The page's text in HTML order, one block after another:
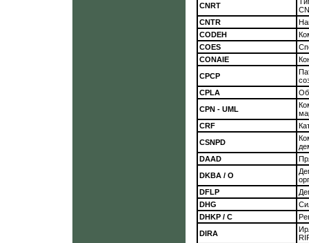
CNRT
CNTR
CODEH
COES
CONAIE
СРСР
CPLA
CPN - UML
CRF
CSNPD
DAAD
DKBA / О
DFLP
DHG
DHKP / C
DIRA